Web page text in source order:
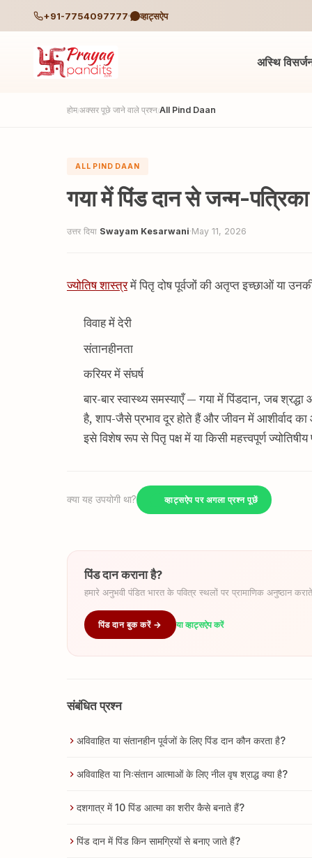
+91-7754097777 व्हाट्सऐप
अस्थि
होम/अक्सर पूछे जाने वाले प्रश्न/All Pind Daan
ALL PIND DAAN
गया में पिंड दान से जन्म-
उत्तर दिया Swayam Kesarwani·May 11, 2026
ज्योतिष शास्त्रमें पितृ दोष पूर्वजों की अतृप्त इच्छाओं या
विवाह में देरी
संतानहीनता
करियर में संघर्ष
बार-बार स्वास्थ्य समस्याएँ — गया में पिंडदान, जब
है, शाप-जैसे प्रभाव दूर होते हैं और जीवन में आशीर्वाद का
इसे विशेष रूप से पितृ पक्ष में या किसी महत्त्वपूर्ण
क्या यह उपयोगी था? व्हाट्सऐप पर अगला प्रश्न पूछें
पिंड दान कराना है?
हमारे अनुभवी पंडित भारत के पवित्र स्थलों पर प्रामाणिक अनुष्ठान
पिंड दान बुक करें → या व्हाट्सऐप करें
संबंधित प्रश्न
अविवाहित या संतानहीन पूर्वजों के लिए पिंड दान कौन करता है?
अविवाहित या निःसंतान आत्माओं के लिए नील वृष श्राद्ध क्या है?
दशगात्र में 10 पिंड आत्मा का शरीर कैसे बनाते हैं?
पिंड दान में पिंड किन सामग्रियों से बनाए जाते हैं?